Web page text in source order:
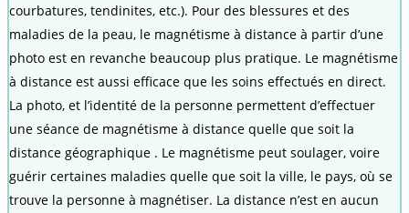
courbatures, tendinites, etc.). Pour des blessures et des
maladies de la peau, le magnétisme à distance à partir d’une
photo est en revanche beaucoup plus pratique. Le magnétisme
à distance est aussi efficace que les soins effectués en direct.
La photo, et l’identité de la personne permettent d’effectuer
une séance de magnétisme à distance quelle que soit la
distance géographique . Le magnétisme peut soulager, voire
guérir certaines maladies quelle que soit la ville, le pays, où se
trouve la personne à magnétiser. La distance n’est en aucun